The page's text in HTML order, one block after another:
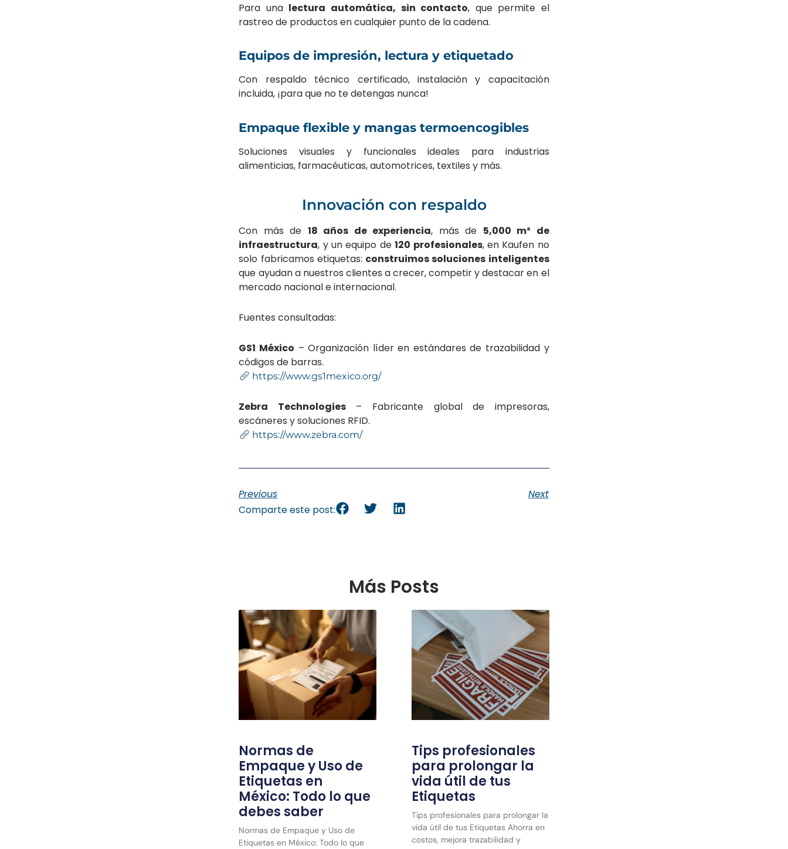
Para una lectura automática, sin contacto, que permite el
rastreo de productos en cualquier punto de la cadena.
Equipos de impresión, lectura y etiquetado
Con respaldo técnico certificado, instalación y capacitación
incluida, ¡para que no te detengas nunca!
Empaque flexible y mangas termoencogibles
Soluciones visuales y funcionales ideales para industrias
alimenticias, farmacéuticas, automotrices, textiles y más.
Innovación con respaldo
Con más de 18 años de experiencia, más de 5,000 m² de
infraestructura, y un equipo de120 profesionales, en Kaufen no
solo fabricamos etiquetas: construimos soluciones inteligentes
que ayudan a nuestros clientes a crecer, competir y destacar en el
mercado nacional e internacional.
Fuentes consultadas:
GS1 México – Organización líder en estándares de trazabilidad y
códigos de barras.
https://www.gs1mexico.org/
Zebra Technologies– Fabricante global de impresoras,
escáneres y soluciones RFID.
https://www.zebra.com/
Previous
Next
Comparte este post:
Más Posts
Normas de
Empaque y Uso de
Etiquetas en
México: Todo lo que
debes saber
Normas de Empaque y Uso de
Etiquetas en México: Todo lo que
Tips profesionales
para prolongar la
vida útil de tus
Etiquetas
Tips profesionales para prolongar la
vida útil de tus Etiquetas Ahorra en
costos, mejora trazabilidad y